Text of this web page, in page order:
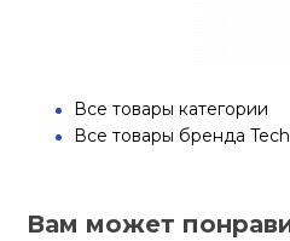
Все товары категории
Все товары бренда
Вам может